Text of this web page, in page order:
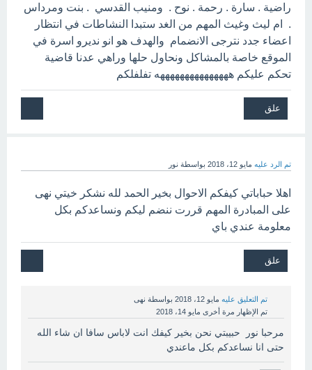
راضية . سارة . رحمة . نوح . ومنيب القدسي . بنت ومرداس
. ام ليث وغيث المهم من الغد ستبدا النشاطات في انتظار
اعضاء جدد نترجى الانضمام والهدف هو انو نديرو اسرة في
الموقع خاصة بالمشاكل ونحاول حلها وراهي عدنا قاضية
تحكم عليكم هههههههههههههههه تفلفلكم
تم الرد عليه مايو 12، 2018 بواسطة نور
اهلا حباباتي كيفكم الاحوال بخير الحمد لله نشكر خيتي نهى
على المبادرة المهم قررت ننضم ليكم ونساعدكم بكل
معلومة عندي باي
تم التعليق عليه مايو 12، 2018 بواسطة نهى
تم الإظهار مرة أخرى مايو 14، 2018
مرحبا نور حبيبتي نحن بخير كيفك انت لاباس سافا ان شاء الله
حتى انا نساعدكم بكل ماعندي